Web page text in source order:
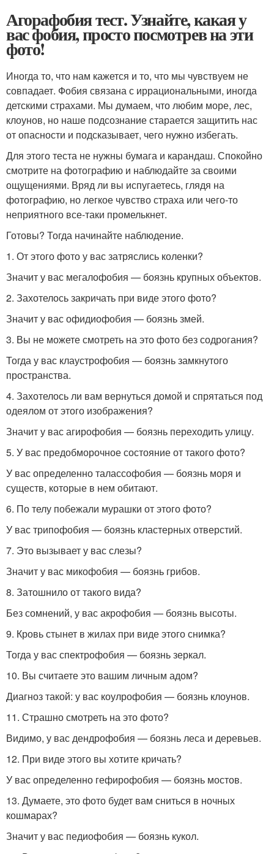
Агорафобия тест. Узнайте, какая у
вас фобия, просто посмотрев на эти
фото!
Иногда то, что нам кажется и то, что мы чувствуем не
совпадает. Фобия связана с иррациональными, иногда
детскими страхами. Мы думаем, что любим море, лес,
клоунов, но наше подсознание старается защитить нас
от опасности и подсказывает, чего нужно избегать.
Для этого теста не нужны бумага и карандаш. Спокойно
смотрите на фотографию и наблюдайте за своими
ощущениями. Вряд ли вы испугаетесь, глядя на
фотографию, но легкое чувство страха или чего-то
неприятного все-таки промелькнет.
Готовы? Тогда начинайте наблюдение.
1. От этого фото у вас затряслись коленки?
Значит у вас мегалофобия — боязнь крупных объектов.
2. Захотелось закричать при виде этого фото?
Значит у вас офидиофобия — боязнь змей.
3. Вы не можете смотреть на это фото без содрогания?
Тогда у вас клаустрофобия — боязнь замкнутого
пространства.
4. Захотелось ли вам вернуться домой и спрятаться под
одеялом от этого изображения?
Значит у вас агирофобия — боязнь переходить улицу.
5. У вас предобморочное состояние от такого фото?
У вас определенно талассофобия — боязнь моря и
существ, которые в нем обитают.
6. По телу побежали мурашки от этого фото?
У вас трипофобия — боязнь кластерных отверстий.
7. Это вызывает у вас слезы?
Значит у вас микофобия — боязнь грибов.
8. Затошнило от такого вида?
Без сомнений, у вас акрофобия — боязнь высоты.
9. Кровь стынет в жилах при виде этого снимка?
Тогда у вас спектрофобия — боязнь зеркал.
10. Вы считаете это вашим личным адом?
Диагноз такой: у вас коулрофобия — боязнь клоунов.
11. Страшно смотреть на это фото?
Видимо, у вас дендрофобия — боязнь леса и деревьев.
12. При виде этого вы хотите кричать?
У вас определенно гефирофобия — боязнь мостов.
13. Думаете, это фото будет вам сниться в ночных
кошмарах?
Значит у вас педиофобия — боязнь кукол.